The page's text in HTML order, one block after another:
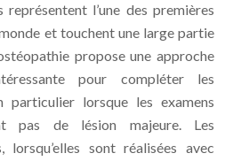
l’une des premières
et touchent une large partie
propose une approche
pour compléter les
particulier lorsque les examens
pas de lésion majeure. Les
lorsqu’elles sont réalisées avec